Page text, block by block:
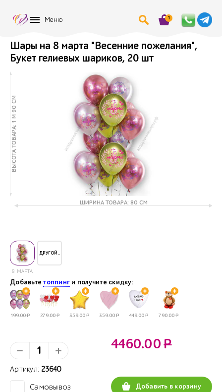
Меню 1
Шары на 8 марта "Весенние пожелания",
Букет гелиевых шариков, 20 шт
ВЫСОТА ТОВАРА: 1 М 90 СМ
ШИРИНА ТОВАРА: 80 СМ
8 МАРТА
ДРУГОЙ..
Добавьтетоппинг и получите скидку:
199.00Р 279.00Р 359.00Р 359.00Р 449.00Р 790.00Р
Артикул: 23640
Самовывоз
4460.00Р
Добавить в корзину